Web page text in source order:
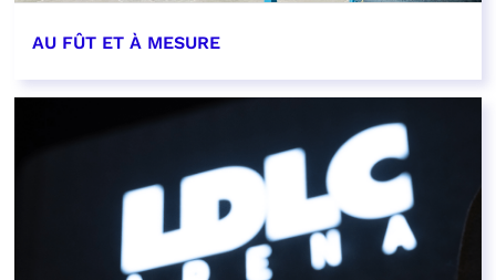
AU FÛT ET À MESURE